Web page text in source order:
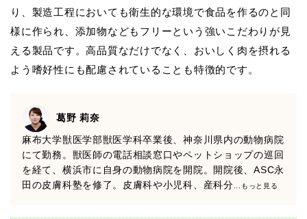
り、製造工程においても衛生的な環境で食品を作るのと同
様に作られ、添加物などもフリーという強いこだわりが見
える製品です。高品質なだけでなく、おいしく肉を摂れる
よう嗜好性にも配慮されていることも特徴的です。
葛野 莉奈
麻布大学獣医学部獣医学科卒業後、神奈川県内の動物病院
にて勤務。獣医師の電話相談窓口やペットショップの巡回
を経て、横浜市に自身の動物病院を開院。開院後、ASC永
田の皮膚科塾を修了。皮膚科や小児科、産科分...もっと見る